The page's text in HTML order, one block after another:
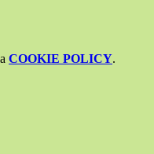
COOKIE POLICY.